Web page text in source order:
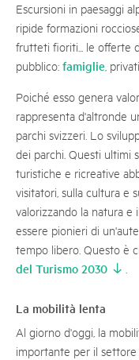
Escursioni in paesaggi
ripide formazioni
frutteti fioriti... le offerte
pubblico: famiglie ,
Poiché esso genera
rappresenta d'altronde
parchi svizzeri. Lo
dei parchi. Questi ultimi
turistiche e ricreative
visitatori, sulla cultura e
valorizzando la natura e
essere pionieri di
tempo libero. Questo è
del Turismo 2030
La mobilità lenta
Al giorno d'oggi, la
importante per il